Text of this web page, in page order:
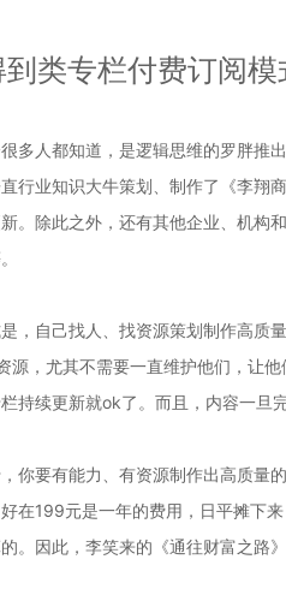
到类专栏付费订阅模
多人都知道，是逻辑思维的罗胖推
行业知识大牛策划、制作了《李翔
。除此之外，还有其他企业、机构
，自己找人、找资源策划制作高质
源，尤其不需要一直维护他们，让
持续更新就ok了。而且，内容一旦
你要有能力、有资源制作出高质量
在199元是一年的费用，日平摊下
。因此，李笑来的《通往财富之路